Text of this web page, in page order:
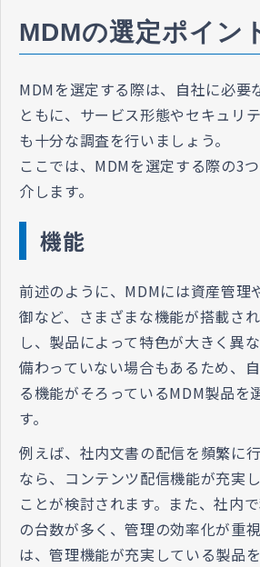
MDMの選定ポイン
MDMを選定する際は、自社に必要
ともに、サービス形態やセキュリ
も十分な調査を行いましょう。
ここでは、MDMを選定する際の3
介します。
機能
前述のように、MDMには資産管理
御など、さまざまな機能が搭載さ
し、製品によって特色が大きく異
備わっていない場合もあるため、
る機能がそろっているMDM製品を
す。
例えば、社内文書の配信を頻繁に
なら、コンテンツ配信機能が充実
ことが検討されます。また、社内
の台数が多く、管理の効率化が重
は、管理機能が充実している製品